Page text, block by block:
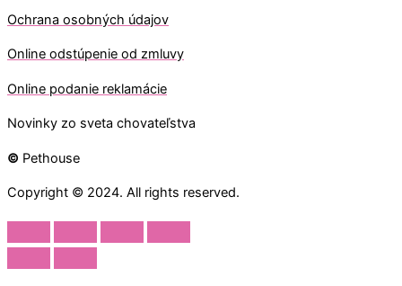
Ochrana osobných údajov
Online odstúpenie od zmluvy
Online podanie reklamácie
Novinky zo sveta chovateľstva
© Pethouse
Copyright © 2024. All rights reserved.